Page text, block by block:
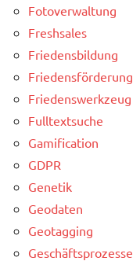
Fotoverwaltung
Freshsales
Friedensbildung
Friedensförderung
Friedenswerkzeug
Fulltextsuche
Gamification
GDPR
Genetik
Geodaten
Geotagging
Geschäftsprozesse